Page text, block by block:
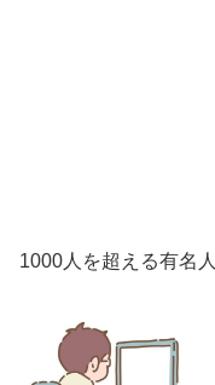
1000人を超える有名